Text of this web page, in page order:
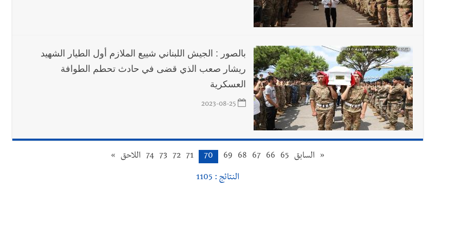
بالصور : الجيش اللبناني شييع الملازم أول الطيار الشهيد
ريشار صعب الذي قضى في حادث تحطم الطوافة
العسكرية
2023-08-25
« السابق 65
66
67
68
69
70
71
72
73
74 اللاحق »
النتائج : 1105